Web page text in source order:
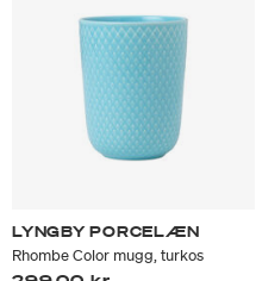
LYNGBY PORCELÆN
Rhombe Color mugg, turkos